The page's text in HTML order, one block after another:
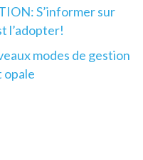
S’informer sur
l’adopter!
modes de gestion
opale